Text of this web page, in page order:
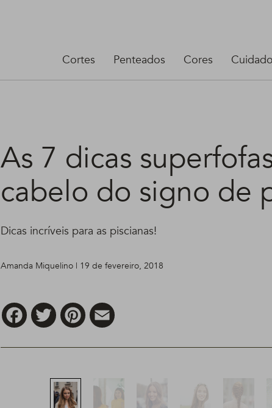
Cortes Penteados Cores
As 7 dicas
cabelo do signo de
Dicas incríveis para as piscianas!
Amanda Miquelino | 19 de fevereiro, 2018
FacebookTwitter Pinterest